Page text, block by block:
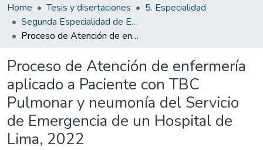
Home Tesis y disertaciones
5. Especialidad
Segunda Especialidad de Enfermería en Emergencias y Desastres
Proceso de Atención de enfermería aplicado a Paciente con TBC Pulmonar y neumonía del Servicio de Emergencia de un Hospital de Lima, 2022
Proceso de Atención de enfermería
aplicado a Paciente con TBC
Pulmonar y neumonía del Servicio
de Emergencia de un Hospital de
Lima, 2022